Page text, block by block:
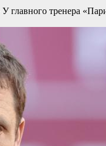
У главного тренера